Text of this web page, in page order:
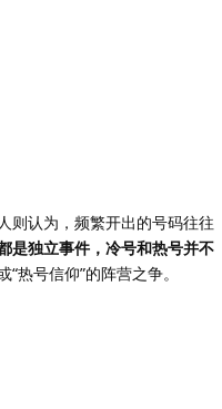
则认为，频繁开出的号码往往
是独立事件，冷号和热号并不
热号信仰”的阵营之争。